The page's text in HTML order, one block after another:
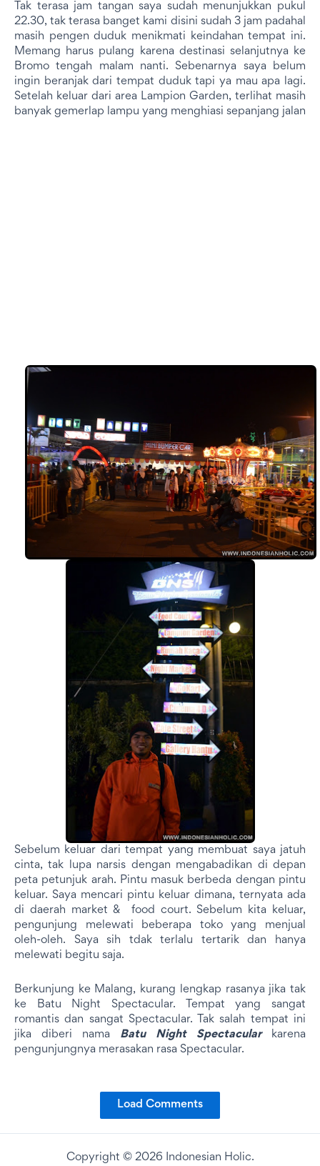
Tak terasa jam tangan saya sudah menunjukkan pukul
22.30, tak terasa banget kami disini sudah 3 jam padahal
masih pengen duduk menikmati keindahan tempat ini.
Memang harus pulang karena destinasi selanjutnya ke
Bromo tengah malam nanti. Sebenarnya saya belum
ingin beranjak dari tempat duduk tapi ya mau apa lagi.
Setelah keluar dari area Lampion Garden, terlihat masih
banyak gemerlap lampu yang menghiasi sepanjang jalan
Sebelum keluar dari tempat yang membuat saya jatuh
cinta, tak lupa narsis dengan mengabadikan di depan
peta petunjuk arah. Pintu masuk berbeda dengan pintu
keluar. Saya mencari pintu keluar dimana, ternyata ada
di daerah market & food court. Sebelum kita keluar,
pengunjung melewati beberapa toko yang menjual
oleh-oleh. Saya sih tdak terlalu tertarik dan hanya
melewati begitu saja.
Berkunjung ke Malang, kurang lengkap rasanya jika tak
ke Batu Night Spectacular. Tempat yang sangat
romantis dan sangat Spectacular. Tak salah tempat ini
jika diberi nama Batu Night Spectacularkarena
pengunjungnya merasakan rasa Spectacular.
Load Comments
Copyright © 2026 Indonesian Holic.